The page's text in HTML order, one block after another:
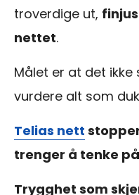
troverdige ut,
nettet.
Målet er at det
vurdere alt som
Telias nett
trenger å tenke
Trygghet som